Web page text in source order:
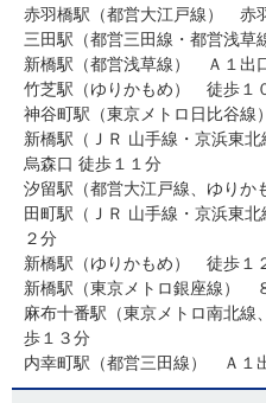
赤羽橋駅（都営大江戸線） 赤
三田駅（都営三田線・都営浅
新橋駅（都営浅草線） Ａ１
竹芝駅（ゆりかもめ） 徒歩１
神谷町駅（東京メトロ日比谷
新橋駅（ＪＲ 山手線・京浜東
烏森口 徒歩１１分
汐留駅（都営大江戸線、ゆり
田町駅（ＪＲ 山手線・京浜東
２分
新橋駅（ゆりかもめ） 徒歩１
新橋駅（東京メトロ銀座線）
麻布十番駅（東京メトロ南北
歩１３分
内幸町駅（都営三田線） Ａ